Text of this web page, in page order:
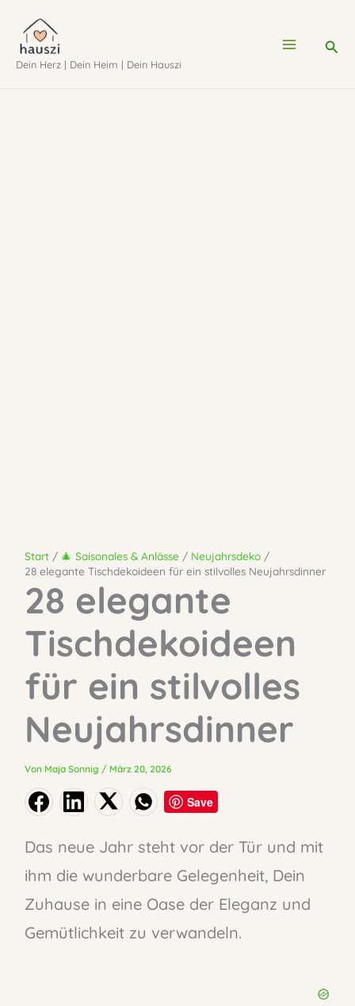
Inhalt
springen
Dein Herz | Dein Heim | Dein Hauszi
Start 🎄 Saisonales & Anlässe
Neujahrsdeko
28 elegante Tischdekoideen für ein stilvolles Neujahrsdinner
28 elegante
Tischdekoideen
für ein stilvolles
Neujahrsdinner
Von Maja Sonnig / März 20, 2026
Save
Das neue Jahr steht vor der Tür und mit
ihm die wunderbare Gelegenheit, Dein
Zuhause in eine Oase der Eleganz und
Gemütlichkeit zu verwandeln.